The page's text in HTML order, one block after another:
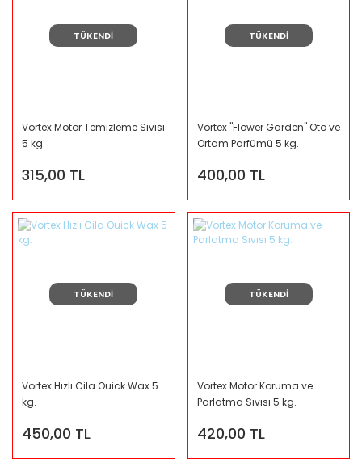
TÜKENDİ
Vortex Motor Temizleme Sıvısı
5 kg.
315,00 TL
TÜKENDİ
Vortex ''Flower Garden'' Oto ve
Ortam Parfümü 5 kg.
400,00 TL
TÜKENDİ
Vortex Hızlı Cila Ouick Wax 5
kg.
450,00 TL
TÜKENDİ
Vortex Motor Koruma ve
Parlatma Sıvısı 5 kg.
420,00 TL